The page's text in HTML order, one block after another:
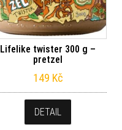
Lifelike twister 300 g –
pretzel
149 Kč
DETAIL